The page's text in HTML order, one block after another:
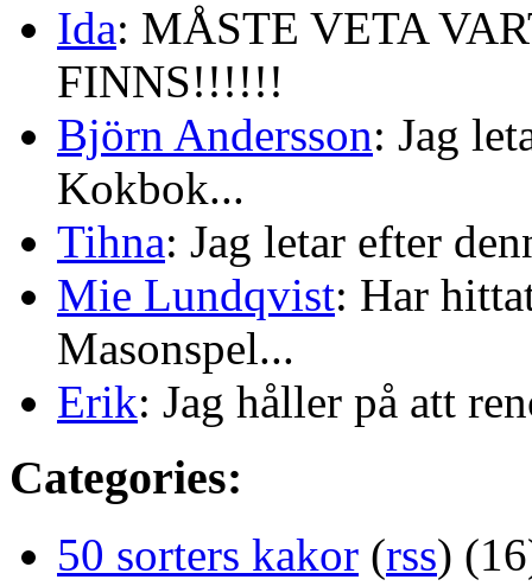
Ida: MÅSTE VETA
FINNS!!!!!!
Björn Andersson: Jag
Kokbok...
Tihna: Jag letar efter
Mie Lundqvist: Har
Masonspel...
Erik: Jag håller på att
Categories:
50 sorters kakor (rss)